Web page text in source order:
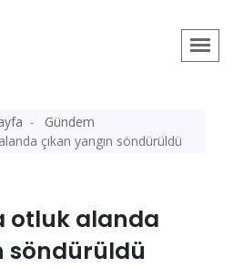
Gündem
çıkan yangın söndürüldü
otluk alanda
söndürüldü